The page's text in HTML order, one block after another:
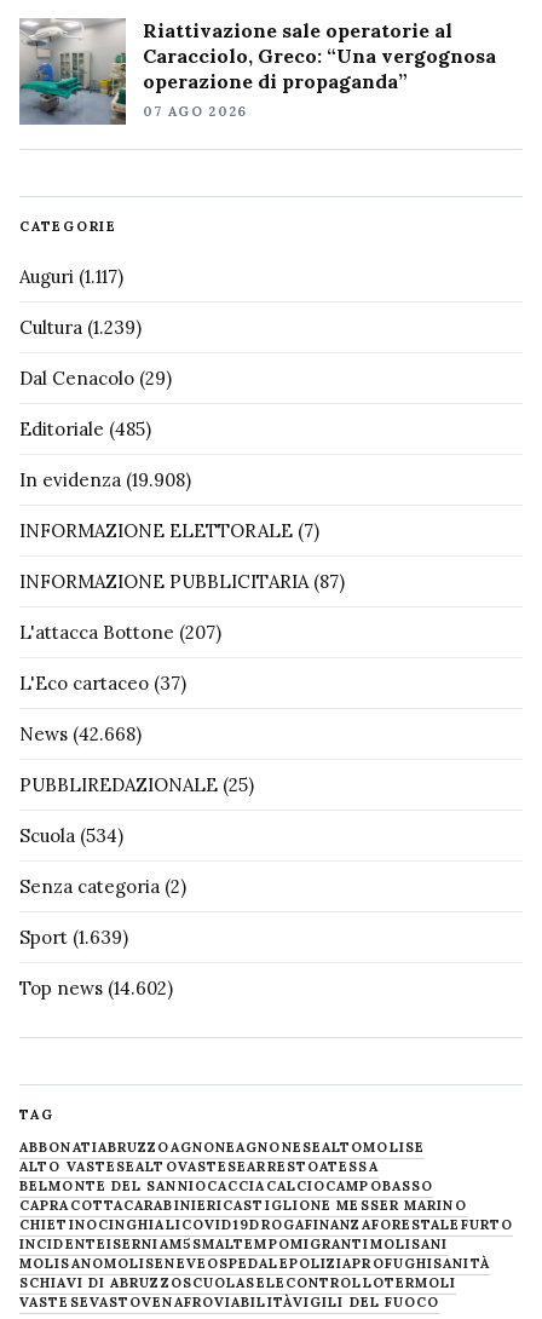
Riattivazione sale operatorie al
Caracciolo, Greco: “Una vergognosa
operazione di propaganda”
07 AGO 2026
CATEGORIE
Auguri (1.117)
Cultura (1.239)
Dal Cenacolo (29)
Editoriale (485)
In evidenza (19.908)
INFORMAZIONE ELETTORALE (7)
INFORMAZIONE PUBBLICITARIA(87)
L'attacca Bottone (207)
L'Eco cartaceo (37)
News (42.668)
PUBBLIREDAZIONALE (25)
Scuola (534)
Senza categoria (2)
Sport (1.639)
Top news (14.602)
TAG
ABBONATIABRUZZOAGNONEAGNONESEALTOMOLISE
ALTO VASTESEALTOVASTESEARRESTOATESSA
BELMONTE DEL SANNIOCACCIACALCIOCAMPOBASSO
CAPRACOTTACARABINIERICASTIGLIONE MESSER MARINO
CHIETINOCINGHIALICOVID19DROGAFINANZAFORESTALE FURTO
INCIDENTEISERNIAM5SMALTEMPOMIGRANTIMOLISANI
MOLISANOMOLISENEVE OSPEDALEPOLIZIAPROFUGHISANITÀ
SCHIAVI DI ABRUZZOSCUOLASELECONTROLLOTERMOLI
VASTESEVASTOVENAFROVIABILITÀVIGILI DEL FUOCO